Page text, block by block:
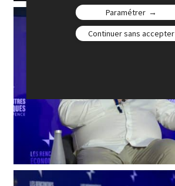
Paramétrer
Continuer sans accepter